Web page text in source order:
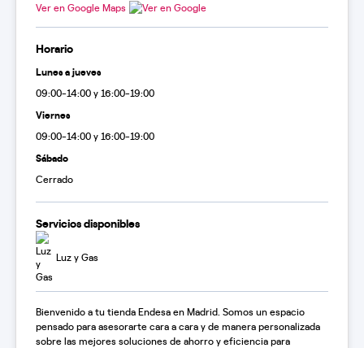
Ver en Google Maps
Horario
Lunes a jueves
09:00-14:00 y 16:00-19:00
Viernes
09:00-14:00 y 16:00-19:00
Sábado
Cerrado
Servicios disponibles
Luz y Gas
Bienvenido a tu tienda Endesa en Madrid. Somos un espacio
pensado para asesorarte cara a cara y de manera personalizada
sobre las mejores soluciones de ahorro y eficiencia para